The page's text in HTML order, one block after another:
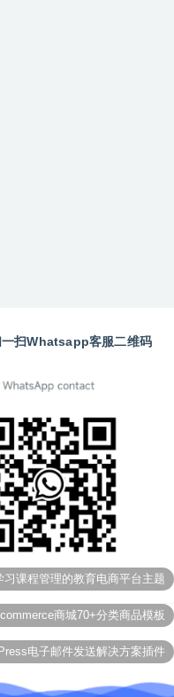
一扫Whatsapp客服二维码
课程管理的教育电商平台主题
商城70+分类商品模板
电子邮件发送解决方案插件